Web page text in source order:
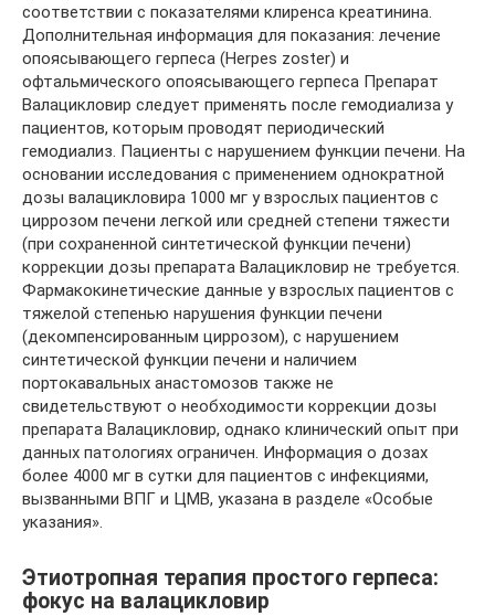
соответствии с показателями клиренса креатинина.
Дополнительная информация для показания: лечение
опоясывающего герпеса (Herpes zoster) и
офтальмического опоясывающего герпеса Препарат
Валацикловир следует применять после гемодиализа у
пациентов, которым проводят периодический
гемодиализ. Пациенты с нарушением функции печени. На
основании исследования с применением однократной
дозы валацикловира 1000 мг у взрослых пациентов с
циррозом печени легкой или средней степени тяжести
(при сохраненной синтетической функции печени)
коррекции дозы препарата Валацикловир не требуется.
Фармакокинетические данные у взрослых пациентов с
тяжелой степенью нарушения функции печени
(декомпенсированным циррозом), с нарушением
синтетической функции печени и наличием
портокавальных анастомозов также не
свидетельствуют о необходимости коррекции дозы
препарата Валацикловир, однако клинический опыт при
данных патологиях ограничен. Информация о дозах
более 4000 мг в сутки для пациентов с инфекциями,
вызванными ВПГ и ЦМВ, указана в разделе «Особые
указания».
Этиотропная терапия простого герпеса:
фокус на валацикловир